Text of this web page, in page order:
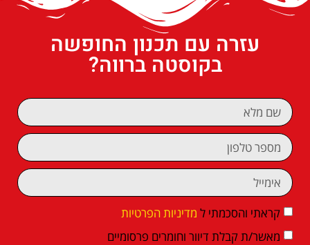
עזרה עם תכנון החופשה
בקוסטה ברווה?
קראתי והסכמתי ל מדיניות הפרטיות
מאשר/ת קבלת דיוור וחומרים פרסומיים